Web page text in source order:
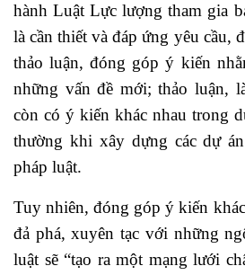
hành Luật Lực lượng tham gia
là cần thiết và đáp ứng yêu cầu,
thảo luận, đóng góp ý kiến
những vấn đề mới; thảo luận,
còn có ý kiến khác nhau trong
thường khi xây dựng các dự
pháp luật.
Tuy nhiên, đóng góp ý kiến
đả phá, xuyên tạc với những
luật sẽ “tạo ra một mạng lưới